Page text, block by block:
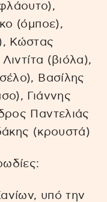
(όμποε),
Κώστας
(βιόλα),
Βασίλης
Γιάννης
Παντελιάς
(κρουστά)
υπό την